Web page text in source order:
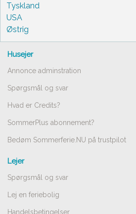
Tyskland
USA
Østrig
Husejer
Annonce adminstration
Spørgsmål og svar
Hvad er Credits?
SommerPlus abonnement?
Bedøm Sommerferie.NU på trustpilot
Lejer
Spørgsmål og svar
Lej en feriebolig
Handelsbetingelser